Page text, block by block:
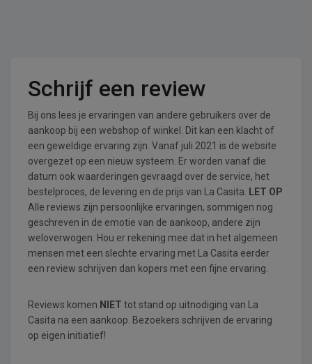
Schrijf een review
Bij ons lees je ervaringen van andere gebruikers over de
aankoop bij een webshop of winkel. Dit kan een klacht of
een geweldige ervaring zijn. Vanaf juli 2021 is de website
overgezet op een nieuw systeem. Er worden vanaf die
datum ook waarderingen gevraagd over de service, het
bestelproces, de levering en de prijs van La Casita.
LET OP
Alle reviews zijn persoonlijke ervaringen, sommigen nog
geschreven in de emotie van de aankoop, andere zijn
weloverwogen. Hou er rekening mee dat in het algemeen
mensen met een slechte ervaring met La Casita eerder
een review schrijven dan kopers met een fijne ervaring.
Reviews komen NIET tot stand op uitnodiging van La
Casita na een aankoop. Bezoekers schrijven de ervaring
op eigen initiatief!